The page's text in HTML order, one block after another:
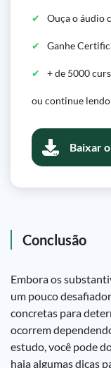
Ouça o áudio
Ganhe
+ de 5000
ou continue lendo
Baixar
Conclusão
Embora os
um pouco
concretas para
ocorrem
estudo, você pode
haja algumas dicas